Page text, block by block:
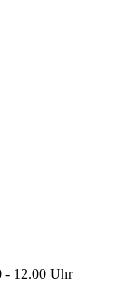
- 12.00 Uhr